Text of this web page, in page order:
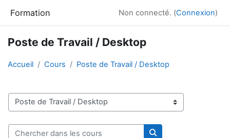
Formation Non connecté. (Connexion)
Poste de Travail / Desktop
Accueil Cours Poste de Travail / Desktop
Catégories de cours
Chercher dans les cours